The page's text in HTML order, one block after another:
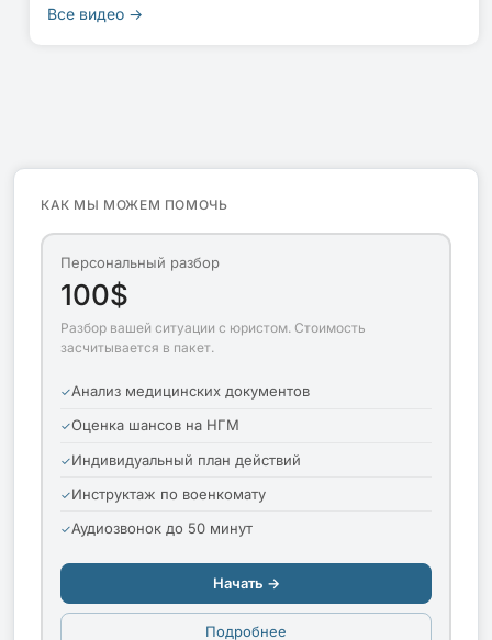
Все видео →
КАК МЫ МОЖЕМ ПОМОЧЬ
Персональный разбор
100$
Разбор вашей ситуации с юристом. Стоимость
засчитывается в пакет.
Анализ медицинских документов
Оценка шансов на НГМ
Индивидуальный план действий
Инструктаж по военкомату
Аудиозвонок до 50 минут
Начать →
Подробнее